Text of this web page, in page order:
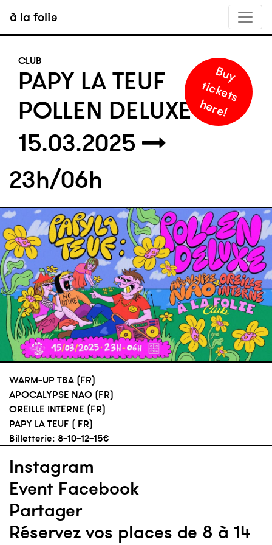
à la folie
PAPY LA TEUF
POLLEN DELUXE
CLUB
15.03.2025
23h/06h
B
u
y
t
i
c
k
e
t
s
h
e
r
e
!
WARM-UP TBA (FR)
APOCALYPSE NAO (FR)
OREILLE INTERNE (FR)
PAPY LA TEUF ( FR)
Billetterie: 8-10-12-15€
Instagram
Event Facebook
Partager
Réservez vos places de 8 à 14